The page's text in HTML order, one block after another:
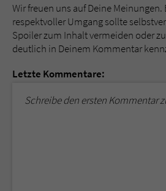
Wir freuen uns auf Deine Meinungen.
respektvoller Umgang sollte
Spoiler zum Inhalt vermeiden oder
deutlich in Deinem Kommentar
Letzte Kommentare:
Schreibe den ersten Kommentar